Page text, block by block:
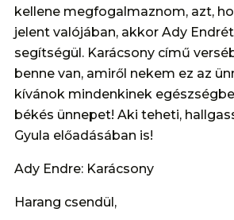
kellene megfogalmaznom, azt,
jelent valójában, akkor Ady
segítségül. Karácsony című
benne van, amiről nekem ez az
kívánok mindenkinek
békés ünnepet! Aki teheti,
Gyula előadásában is!
Ady Endre: Karácsony
Harang csendül,